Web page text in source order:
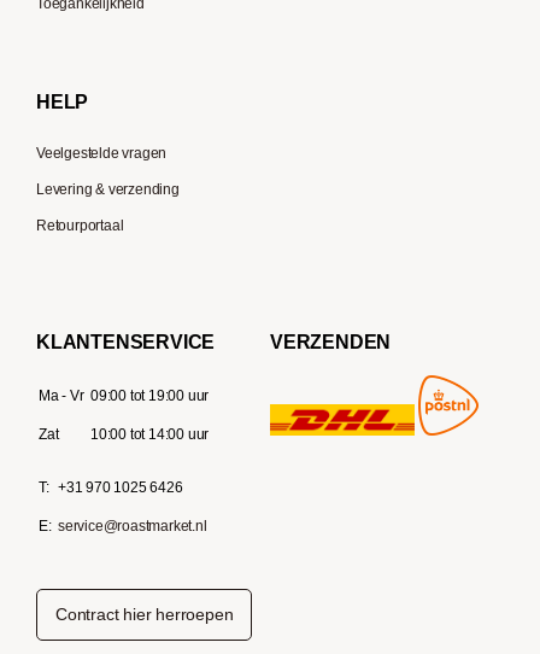
Toegankelijkheid
HELP
Veelgestelde vragen
Levering & verzending
Retourportaal
KLANTENSERVICE
Ma - Vr 09:00 tot 19:00 uur
Zat 10:00 tot 14:00 uur
T: +31 970 1025 6426
E: service@roastmarket.nl
VERZENDEN
Contract hier herroepen